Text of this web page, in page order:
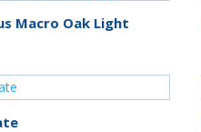
Macro Oak Light